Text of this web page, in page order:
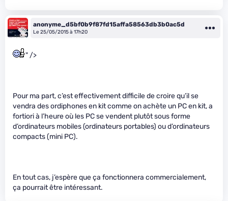
anonyme_d5bf0b9f87fd15affa58563db3b0ac5d
Le 25/05/2015 à 17h20
" />
Pour ma part, c’est effectivement difficile de croire qu’il se
vendra des ordiphones en kit comme on achète un PC en kit, a
fortiori à l’heure où les PC se vendent plutôt sous forme
d’ordinateurs mobiles (ordinateurs portables) ou d’ordinateurs
compacts (mini PC).
En tout cas, j’espère que ça fonctionnera commercialement,
ça pourrait être intéressant.